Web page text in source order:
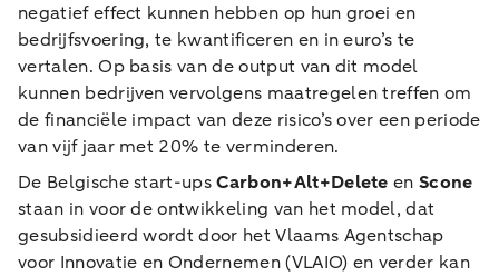
negatief effect kunnen hebben op hun groei en
bedrijfsvoering, te kwantificeren en in euro’s te
vertalen. Op basis van de output van dit model
kunnen bedrijven vervolgens maatregelen treffen om
de financiële impact van deze risico’s over een periode
van vijf jaar met 20% te verminderen.
De Belgische start-upsCarbon+Alt+Delete enScone
staan in voor de ontwikkeling van het model, dat
gesubsidieerd wordt door het Vlaams Agentschap
voor Innovatie en Ondernemen (VLAIO) en verder kan